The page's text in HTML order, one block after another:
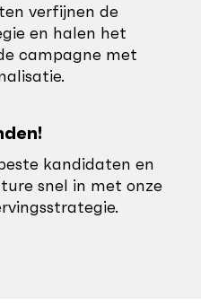
verfijnen de
en halen het
campagne met
kandidaten en
snel in met onze